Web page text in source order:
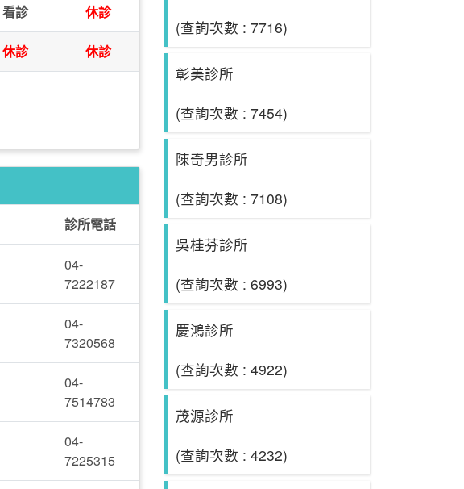
看診 休診
休診 休診
診所電話
04-
7222187
04-
7320568
04-
7514783
04-
7225315
(查詢次數 : 7716)
彰美診所
(查詢次數 : 7454)
陳奇男診所
(查詢次數 : 7108)
吳桂芬診所
(查詢次數 : 6993)
慶鴻診所
(查詢次數 : 4922)
茂源診所
(查詢次數 : 4232)